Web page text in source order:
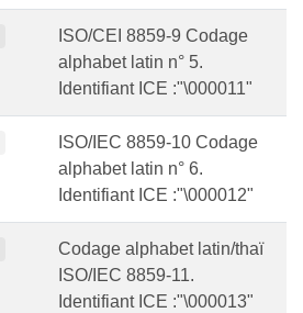
ISO/CEI 8859-9 Codage
alphabet latin n° 5.
Identifiant ICE :"\000011"
ISO/IEC 8859-10 Codage
alphabet latin n° 6.
Identifiant ICE :"\000012"
Codage alphabet latin/thaï
ISO/IEC 8859-11.
Identifiant ICE :"\000013"